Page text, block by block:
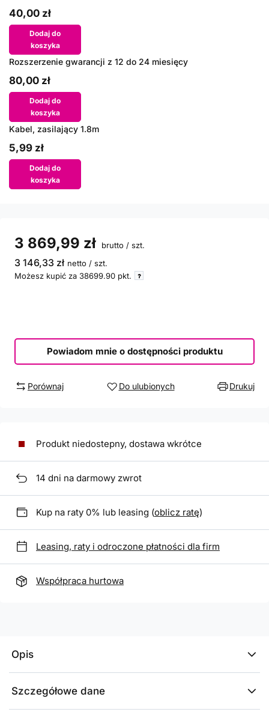
40,00 zł
Dodaj do
koszyka
Rozszerzenie gwarancji z 12 do 24 miesięcy
80,00 zł
Dodaj do
koszyka
Kabel, zasilający 1.8m
5,99 zł
Dodaj do
koszyka
3 869,99 zł brutto / szt.
3 146,33 zł netto / szt.
Możesz kupić za 38699.90 pkt.
Powiadom mnie o dostępności produktu
Porównaj Do ulubionych Drukuj
Produkt niedostepny, dostawa wkrótce
14 dni na darmowy zwrot
Kup na raty 0% lub leasing (oblicz ratę)
Leasing, raty i odroczone płatności dla firm
Współpraca hurtowa
Opis
Szczegółowe dane